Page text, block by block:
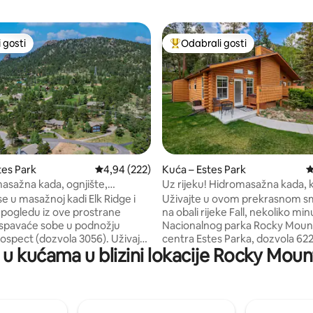
356
gosti
gosti
Park Prosječna ocjena: 4,94/5, recenzija: 222
4,94 (222)
kada, ognjište,
rekreaciju u blizini RMNP-a,
u masažnoj kadi Elk Ridge i
iz ove prostrane
sobe u podnožju
(dozvola 3056). Uživajte
divljih životinja sa
- losovi, jeleni i stotine
Među najviše rangiranima s
Odabrali gosti
Kuća – Estes Park
Uz rijeku! Hidromasažna kada,
Uživajte u ovom prekrasnom
na obali rijeke Fall, nekoliko
Nacionalnog parka Rocky
centra Estes Parka, dozvola
rustikalni drveni strop,
unutrašnjost i privatnu
kućama u blizini lokacije Rocky